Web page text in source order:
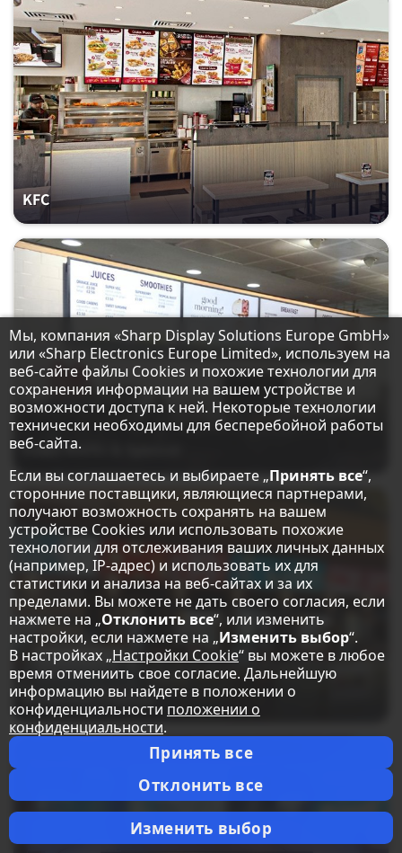
KFC
Кафе Marks & Spencer
Showcase Cinemas
Примечание о защите данных
Мы, компания «Sharp Display Solutions Europe GmbH»
или «Sharp Electronics Europe Limited», используем на
веб-сайте файлы Cookies и похожие технологии для
сохранения информации на вашем устройстве и
возможности доступа к ней. Некоторые технологии
технически необходимы для бесперебойной работы
веб-сайта.
Если вы соглашаетесь и выбираете „Принять все“,
сторонние поставщики, являющиеся партнерами,
получают возможность сохранять на вашем
устройстве Cookies или использовать похожие
технологии для отслеживания ваших личных данных
(например, IP-адрес) и использовать их для
статистики и анализа на веб-сайтах и за их
пределами. Вы можете не дать своего согласия, если
нажмете на „Отклонить все“, или изменить
настройки, если нажмете на „Изменить выбор“.
В настройках „Настройки Cookie“ вы можете в любое
время отмениить свое согласие. Дальнейшую
информацию вы найдете в положении о
конфиденциальности положении о
конфиденциальности.
Принять все
Отклонить все
Изменить выбор